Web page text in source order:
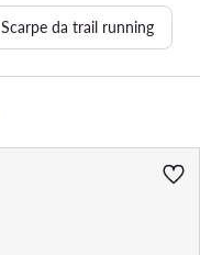
Scarpe da trail running